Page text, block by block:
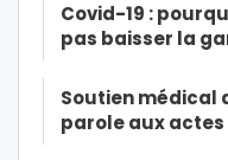
Covid-19 :
pas baisser la
Soutien médical
parole aux actes